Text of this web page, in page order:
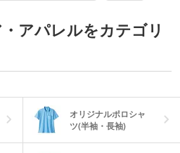
アパレルをカテゴリ
オリジナルポロシャ
ツ(半袖・長袖)